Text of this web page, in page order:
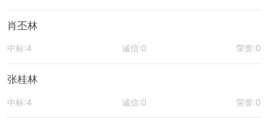
肖丕林
中标:4 诚信:0 荣誉:0
张桂林
中标:4 诚信:0 荣誉:0